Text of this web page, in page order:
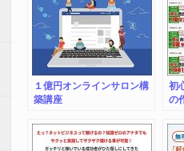
１億円オンラインサロン構
築講座
初
の